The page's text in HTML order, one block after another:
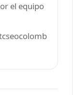
el equipo